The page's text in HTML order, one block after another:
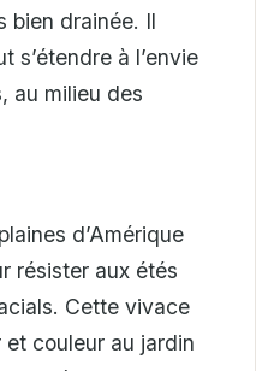
bien drainée. Il
s’étendre à l’envie
au milieu des
d’Amérique
résister aux étés
Cette vivace
couleur au jardin